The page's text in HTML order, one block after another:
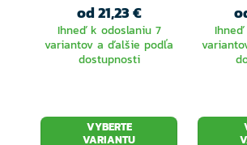
od 21,23 €
Ihneď k odoslaniu 7
variantov a ďalšie podľa
dostupnosti
VYBERTE
VARIANTU